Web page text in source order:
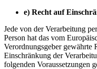
e) Recht auf
Jede von der Verarbeitung
Person hat das vom
Verordnungsgeber gewährte
Einschränkung der
folgenden Voraussetzungen